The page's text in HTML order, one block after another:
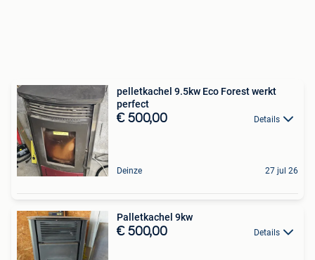
pelletkachel 9.5kw Eco Forest werkt
perfect
€ 500,00 Details
Deinze 27 jul 26
Palletkachel 9kw
€ 500,00 Details